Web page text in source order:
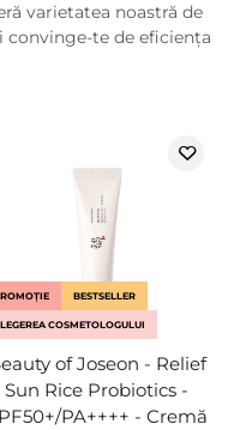
varietatea noastră de
convinge-te de eficiența
BESTSELLER
COSMETOLOGULUI
of Joseon - Relief
Sun Rice Probiotics -
PA++++ - Cremă